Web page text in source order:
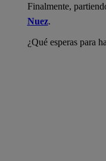
Finalmente,
Nuez.
¿Qué esperas para